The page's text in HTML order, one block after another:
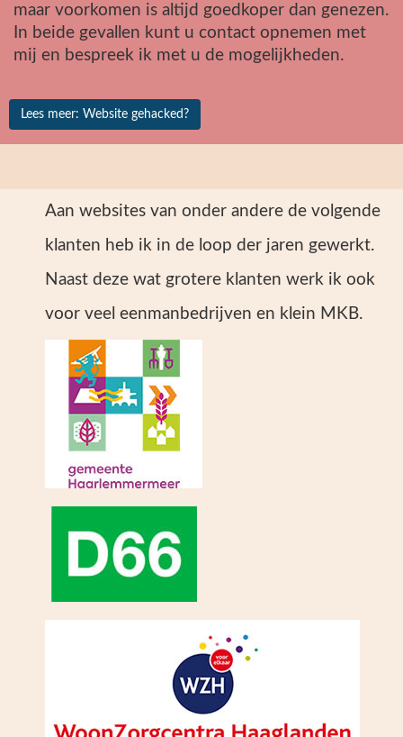
maar voorkomen is altijd goedkoper dan genezen.
In beide gevallen kunt u contact opnemen met
mij en bespreek ik met u de mogelijkheden.
Lees meer: Website gehacked?
Aan websites van onder andere de volgende
klanten heb ik in de loop der jaren gewerkt.
Naast deze wat grotere klanten werk ik ook
voor veel eenmanbedrijven en klein MKB.